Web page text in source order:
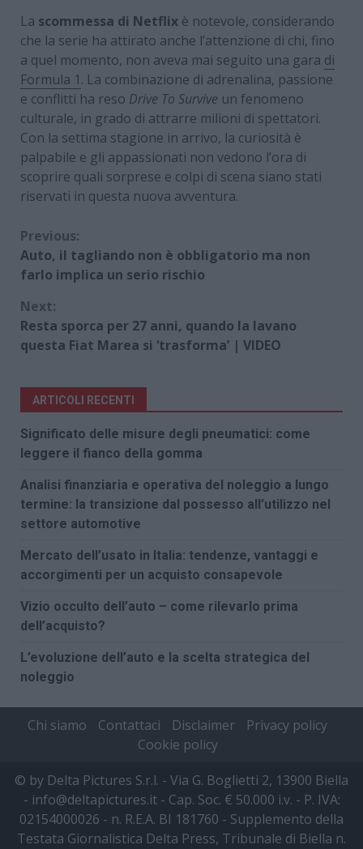
La scommessa di Netflix è notevole, considerando
che la serie ha attirato anche l’attenzione di chi, fino
a quel momento, non aveva mai seguito una gara di
Formula 1. La combinazione di adrenalina, passione
e conflitti ha reso Drive To Survive un fenomeno
culturale, in grado di attrarre milioni di spettatori.
Con la settima stagione in arrivo, la curiosità è
palpabile e gli appassionati non vedono l’ora di
scoprire quali sorprese e colpi di scena siano stati
riservati in questa nuova avventura.
Continue
Reading
Previous:
Auto, il tagliando non è obbligatorio ma non
farlo implica un serio rischio
Next:
Resta sporca per 27 anni, quando la lavano
questa Fiat Marea si ‘trasforma’ | VIDEO
ARTICOLI RECENTI
Significato delle misure degli pneumatici: come
leggere il fianco della gomma
Analisi finanziaria e operativa del noleggio a lungo
termine: la transizione dal possesso all’utilizzo nel
settore automotive
Mercato dell’usato in Italia: tendenze, vantaggi e
accorgimenti per un acquisto consapevole
Vizio occulto dell’auto – come rilevarlo prima
dell’acquisto?
L’evoluzione dell’auto e la scelta strategica del
noleggio
Chi siamo Contattaci Disclaimer
Privacy policy
Cookie policy
© by Delta Pictures S.r.l. - Via G. Boglietti 2, 13900 Biella
- info@deltapictures.it - Cap. Soc. € 50.000 i.v. - P. IVA:
02154000026 - n. R.E.A. BI 181760 - Supplemento della
Testata Giornalistica Delta Press, Tribunale di Biella n.